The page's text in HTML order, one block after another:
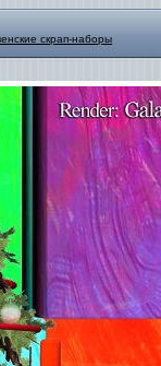
скрап-наборы